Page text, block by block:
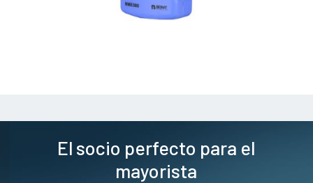
El socio perfecto para el
mayorista